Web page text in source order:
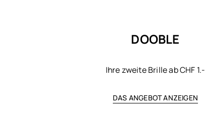
DOOBLE
Ihre zweite Brille ab CHF 1.-
DAS ANGEBOT ANZEIGEN